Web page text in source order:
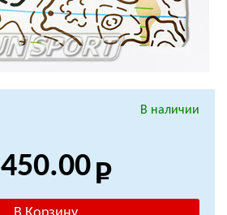
В наличии
450.00